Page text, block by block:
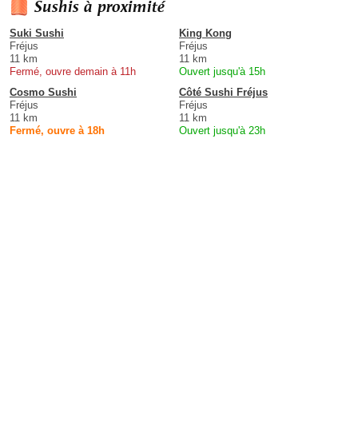
Sushis à proximité
Suki Sushi
Fréjus
11 km
Fermé, ouvre demain à 11h
King Kong
Fréjus
11 km
Ouvert jusqu'à 15h
Cosmo Sushi
Fréjus
11 km
Fermé, ouvre à 18h
Côté Sushi Fréjus
Fréjus
11 km
Ouvert jusqu'à 23h